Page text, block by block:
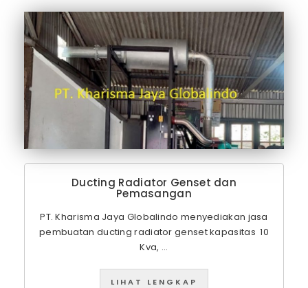
Ducting Radiator Genset dan
Pemasangan
PT. Kharisma Jaya Globalindo menyediakan jasa
pembuatan ducting radiator genset kapasitas 10
Kva, ...
LIHAT LENGKAP